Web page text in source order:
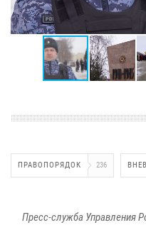
ПРАВОПОРЯДОК 236
Пресс-служба Управления